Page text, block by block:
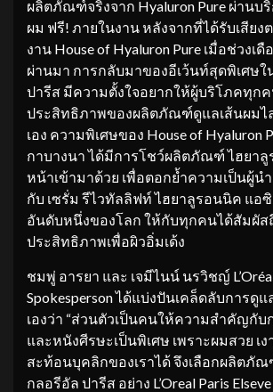
ผลิตภัณฑ์จริงจาก Hyaluron Pure ผ่านบริ
ผม ฟรี! ภายในงาน หลังจากที่ได้รับเสียง
งาน House of Hyaluron Pure เมื่อช่วง
ผ่านมา การกลับมาของอีเว้นท์สุดพิเศษใ
ปารีส มีความตั้งใจอยากให้ผู้บริโภคทุก
ประสิทธิภาพของผลิตภัณฑ์ดูแลเส้นผมไ
เอง ความพิเศษของ House of Hyaluron
กาบางนา ได้มีการโชว์ผลิตภัณฑ์ ไฮยาลู
หน้าเข้ามาด้วย เพื่อตอกย้ำความเป็นผู้
กับ เซรั่ม รีไวทัลลิฟท์ ไฮยาลูรอนนิค แอ
อันดับหนึ่งของโลก ให้กับทุกคนได้สัมผัส
ประสิทธิภาพเพื่อผิวอิ่มเด้ง
ชมพู่ อารยา และ เจมีไนน์ นรวิชญ์
Spokesperson ได้แบ่งปันเคล็ดลับการดู
เองว่า “ส่วนตัวเป็นคนให้ความสำคัญกับ
และหนังศีรษะเป็นพิเศษ เพราะผมสวย เ
สะท้อนบุคลิกของเราได้ จึงเลือกผลิตภั
กลอรีอัล ปารีส อย่าง L’Oreal Paris